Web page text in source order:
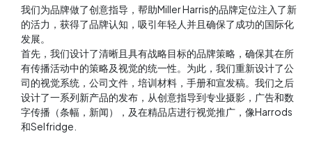
我们为品牌做了创意指导，帮助Miller Harris的品牌定位注入了新
的活力，获得了品牌认知，吸引年轻人并且确保了成功的国际化
发展。
首先，我们设计了清晰且具有战略目标的品牌策略，确保其在所
有传播活动中的策略及视觉的统一性。为此，我们重新设计了公
司的视觉系统，公司文件，培训材料，手册和宣发稿。我们之后
设计了一系列新产品的发布，从创意指导到专业摄影，广告和数
字传播（条幅，新闻），及在精品店进行视觉推广，像Harrods
和Selfridge.